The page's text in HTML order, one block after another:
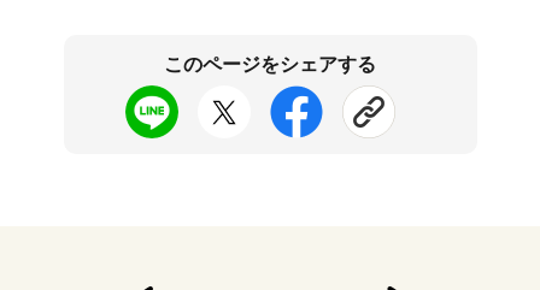
このページをシェアする